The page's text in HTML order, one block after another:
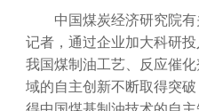
中国煤炭经济研究院有
记者，通过企业加大科研
我国煤制油工艺、反应催
域的自主创新不断取得突